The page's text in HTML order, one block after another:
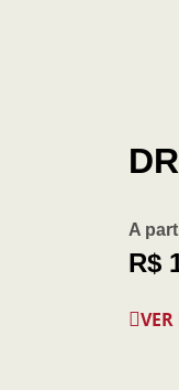
A
R$